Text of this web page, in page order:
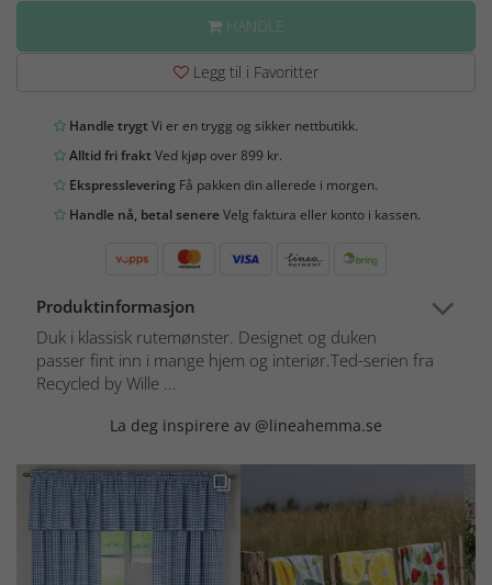
HANDLE
Legg til i Favoritter
Handle trygtVi er en trygg og sikker nettbutikk.
Alltid fri fraktVed kjøp over 899 kr.
Ekspresslevering Få pakken din allerede i morgen.
Handle nå, betal senereVelg faktura eller konto i kassen.
Produktinformasjon
Duk i klassisk rutemønster. Designet og duken
passer fint inn i mange hjem og interiør.Ted-serien fra
Recycled by Wille ...
La deg inspirere av @lineahemma.se